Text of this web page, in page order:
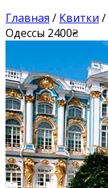
Главная / Квитки /
Одессы 2400₴